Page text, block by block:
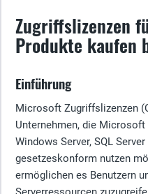
Zugriffslizenzen
Produkte kaufen
Einführung
Microsoft Zugriffslizenzen
Unternehmen, die
Windows Server, SQL
gesetzeskonform nutzen
ermöglichen es Benutzern